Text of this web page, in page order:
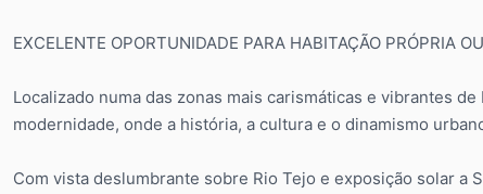
EXCELENTE OPORTUNIDADE PARA HABITAÇÃO PRÓPRIA
Localizado numa das zonas mais carismáticas e vibrantes
modernidade, onde a história, a cultura e o dinamismo
Com vista deslumbrante sobre Rio Tejo e exposição solar a